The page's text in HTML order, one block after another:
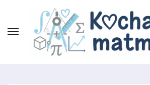
content